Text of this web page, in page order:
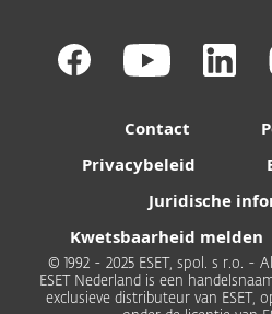
Contact
Privacybeleid
Juridische
Kwetsbaarheid melden
© 1992 - 2025 ESET, spol. s r.o. -
ESET Nederland is een
exclusieve distributeur van ESET,